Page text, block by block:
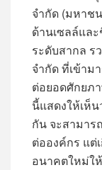
จำกัด (มหาช
ด้านเซลล์แล
ระดับสากล ร
จำกัด ที่เข้าม
ต่อยอดศักยภ
นี้แสดงให้เห็
กัน จะสามาร
ต่อองค์กร แต่
อนาคตใหม่ใ